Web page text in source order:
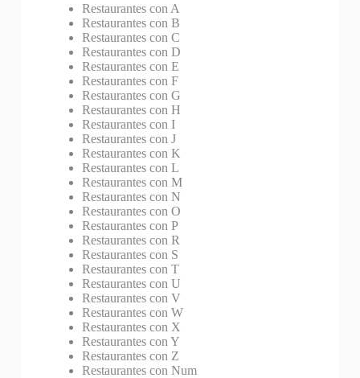
Restaurantes con A
Restaurantes con B
Restaurantes con C
Restaurantes con D
Restaurantes con E
Restaurantes con F
Restaurantes con G
Restaurantes con H
Restaurantes con I
Restaurantes con J
Restaurantes con K
Restaurantes con L
Restaurantes con M
Restaurantes con N
Restaurantes con O
Restaurantes con P
Restaurantes con R
Restaurantes con S
Restaurantes con T
Restaurantes con U
Restaurantes con V
Restaurantes con W
Restaurantes con X
Restaurantes con Y
Restaurantes con Z
Restaurantes con Num